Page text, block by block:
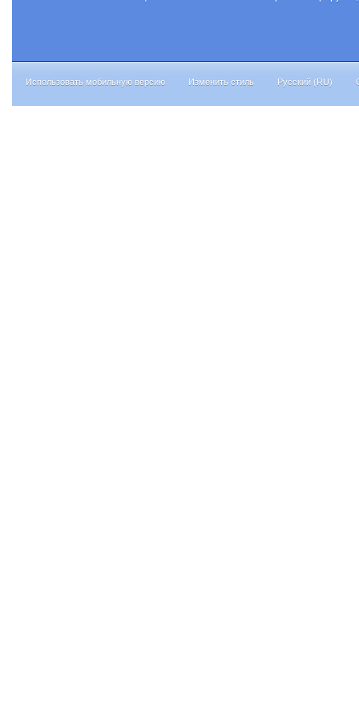
Использовать мобильную версию Изменить стиль Русский (RU)